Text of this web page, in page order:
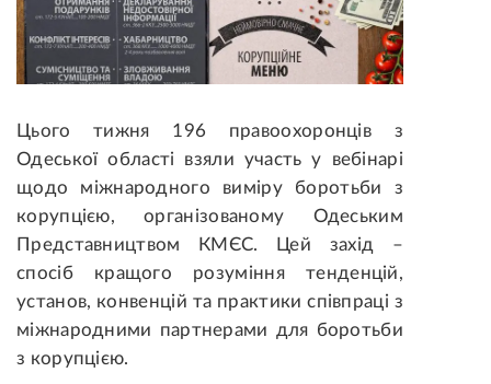
Цього тижня 196 правоохоронців з
Одеської області взяли участь у вебінарі
щодо міжнародного виміру боротьби з
корупцією, організованому Одеським
Представництвом КМЄС. Цей захід –
спосіб кращого розуміння тенденцій,
установ, конвенцій та практики співпраці з
міжнародними партнерами для боротьби
з корупцією.